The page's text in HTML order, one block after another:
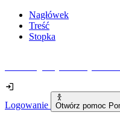
Nagłówek
Treść
Stopka
Logowanie Otwórz pomoc